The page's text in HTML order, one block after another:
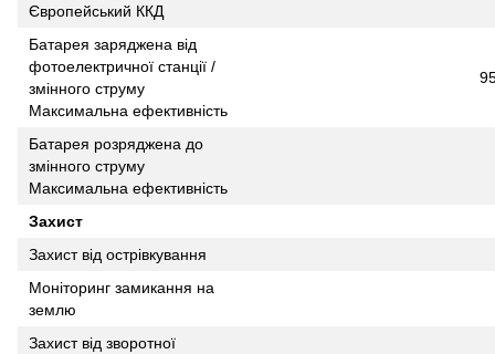
Європейський ККД
Батарея заряджена від
фотоелектричної станції /
змінного струму
Максимальна ефективність
Батарея розряджена до
змінного струму
Максимальна ефективність
Захист
Захист від острівкування
Моніторинг замикання на
землю
Захист від зворотної